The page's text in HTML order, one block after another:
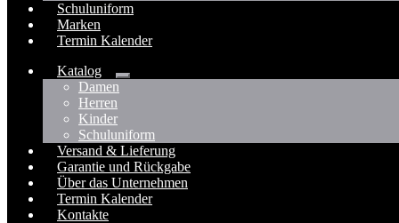
Schuluniform
Marken
Termin Kalender
Katalog
Untermenü
Damen
Herren
Kinder
Schuluniform
Versand & Lieferung
Garantie und Rückgabe
Über das Unternehmen
Termin Kalender
Kontakte